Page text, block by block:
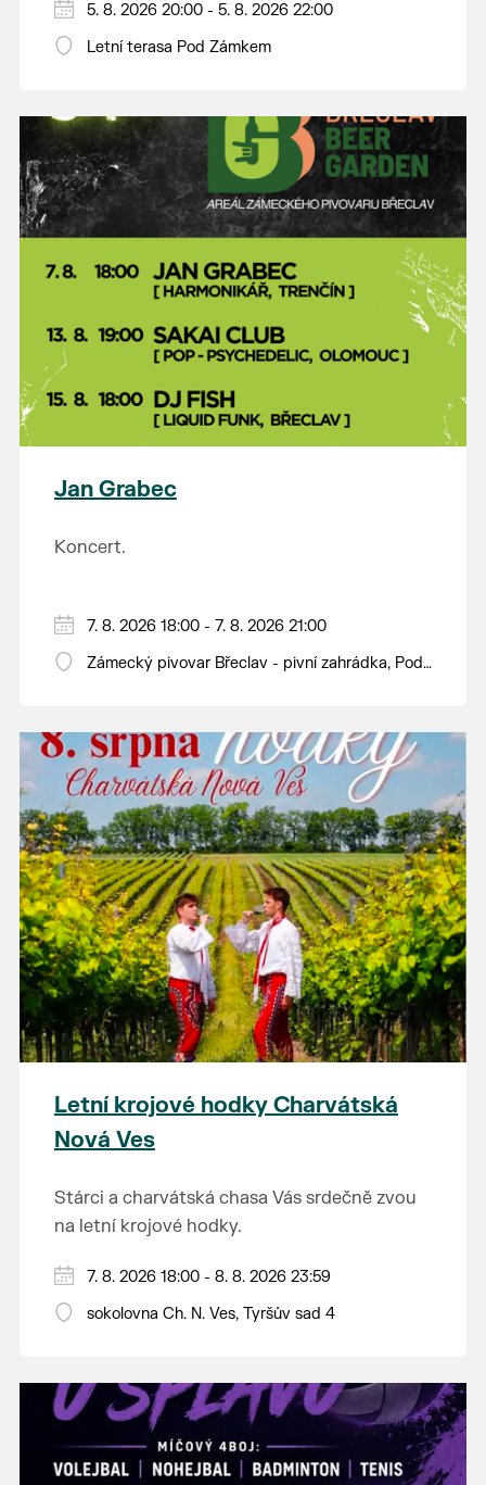
5. 8. 2026 20:00 - 5. 8. 2026 22:00
Letní terasa Pod Zámkem
Jan Grabec
Koncert.
7. 8. 2026 18:00 - 7. 8. 2026 21:00
Zámecký pivovar Břeclav - pivní zahrádka, Pod
Letní krojové hodky Charvátská
Nová Ves
Stárci a charvátská chasa Vás srdečně zvou
na letní krojové hodky.
PÁTEK 7. srpna
18:00 - ruční stavění máje
14:00 - krojový průvod pro stárky od
hostince “U Buvola”
16:00 - odpolední zábava na sokolovně
21:00 - večerní zábava
7. 8. 2026 18:00 - 8. 8. 2026 23:59
sokolovna Ch. N. Ves, Tyršův sad 4